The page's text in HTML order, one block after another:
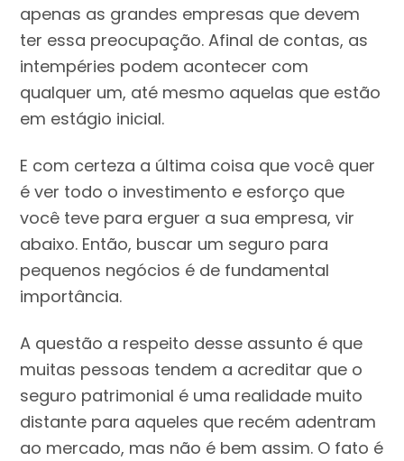
apenas as grandes empresas que devem
ter essa preocupação. Afinal de contas, as
intempéries podem acontecer com
qualquer um, até mesmo aquelas que estão
em estágio inicial.
E com certeza a última coisa que você quer
é ver todo o investimento e esforço que
você teve para erguer a sua empresa, vir
abaixo. Então, buscar um seguro para
pequenos negócios é de fundamental
importância.
A questão a respeito desse assunto é que
muitas pessoas tendem a acreditar que o
seguro patrimonial é uma realidade muito
distante para aqueles que recém adentram
ao mercado, mas não é bem assim. O fato é